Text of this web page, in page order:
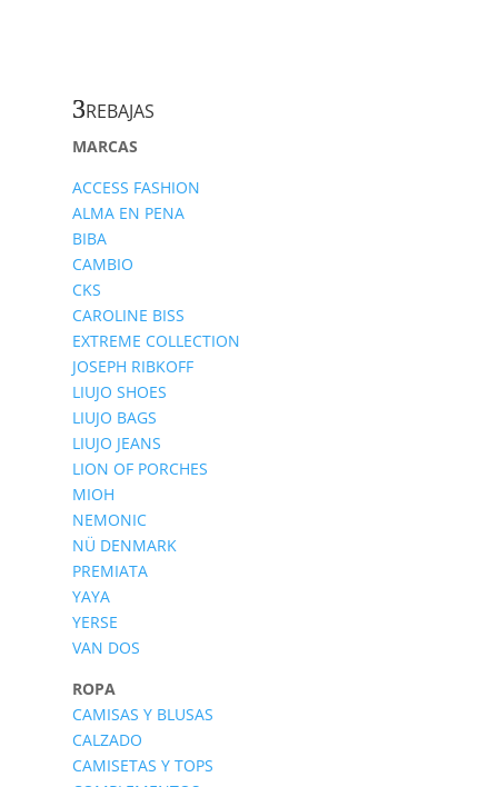
REBAJAS
MARCAS
ACCESS FASHION
ALMA EN PENA
BIBA
CAMBIO
CKS
CAROLINE BISS
EXTREME COLLECTION
JOSEPH RIBKOFF
LIUJO SHOES
LIUJO BAGS
LIUJO JEANS
LION OF PORCHES
MIOH
NEMONIC
NÜ DENMARK
PREMIATA
YAYA
YERSE
VAN DOS
ROPA
CAMISAS Y BLUSAS
CALZADO
CAMISETAS Y TOPS